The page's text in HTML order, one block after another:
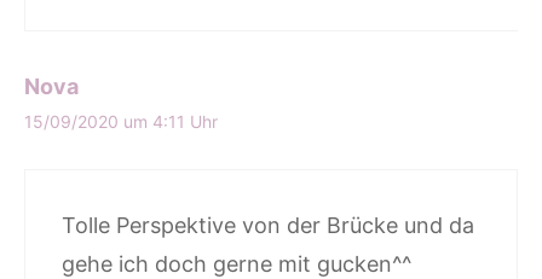
Nova
15/09/2020 um 4:11 Uhr
Tolle Perspektive von der Brücke und da
gehe ich doch gerne mit gucken^^